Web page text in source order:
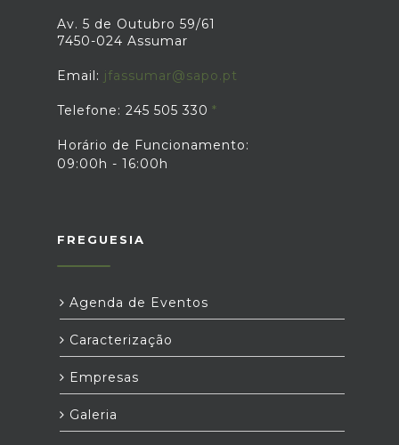
Av. 5 de Outubro 59/61
7450-024 Assumar
Email: jfassumar@sapo.pt
Telefone: 245 505 330
Horário de Funcionamento:
09:00h - 16:00h
FREGUESIA
Agenda de Eventos
Caracterização
Empresas
Galeria